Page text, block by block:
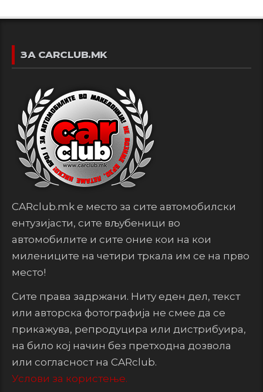
ЗА CARCLUB.MK
CARclub.mk е место за сите автомобилски
ентузијасти, сите вљубеници во
автомобилите и сите оние кои на кои
милениците на четири тркала им се на прво
место!
Сите права задржани. Ниту еден дел, текст
или авторска фотографија не смее да се
прикажува, репродуцира или дистрибуира,
на било кој начин без претходна дозвола
или согласност на CARclub.
Услови за користење.